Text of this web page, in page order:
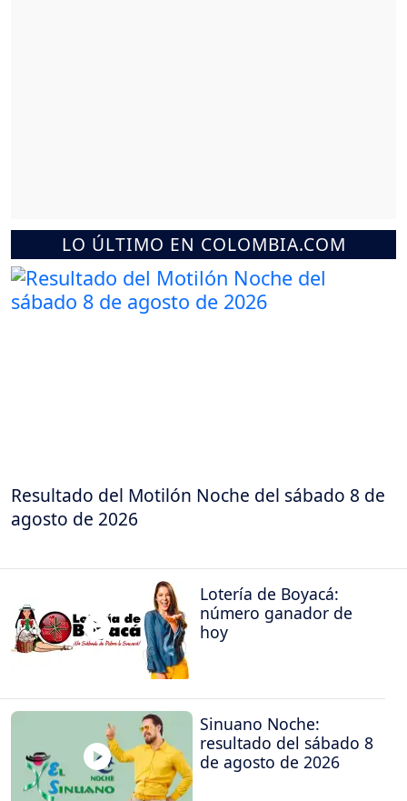
LO ÚLTIMO EN COLOMBIA.COM
Resultado del Motilón Noche del sábado 8 de
agosto de 2026
Lotería de Boyacá:
número ganador de
hoy
Sinuano Noche:
resultado del sábado 8
de agosto de 2026